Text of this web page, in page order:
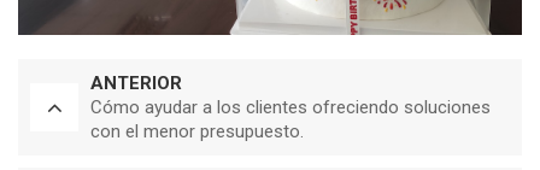
ANTERIOR
Cómo ayudar a los clientes ofreciendo soluciones
con el menor presupuesto.